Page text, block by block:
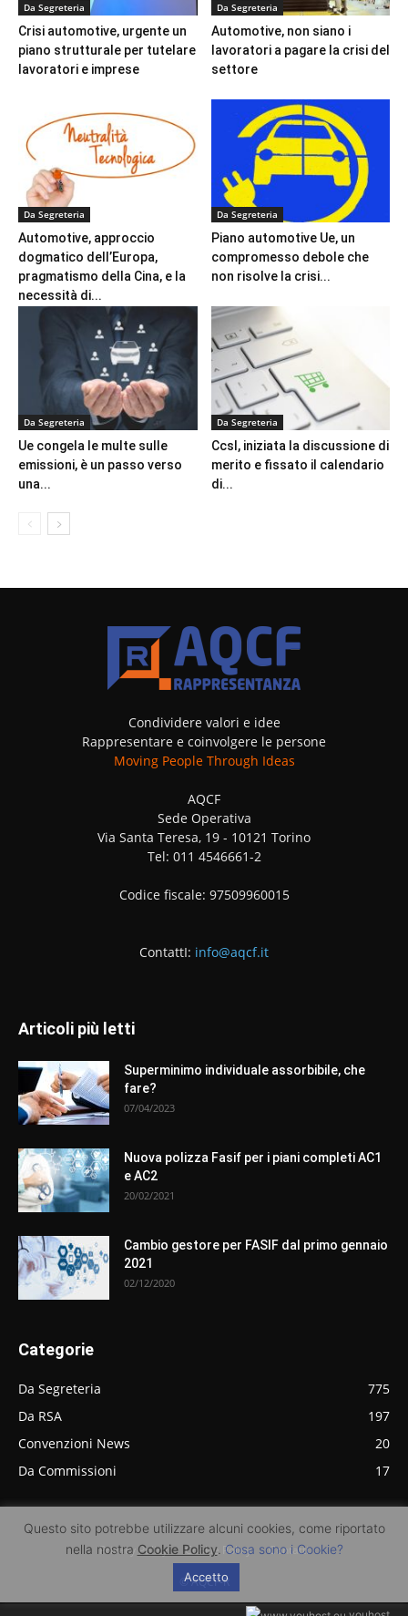
Da Segreteria
Crisi automotive, urgente un
piano strutturale per tutelare
lavoratori e imprese
Da Segreteria
Automotive, non siano i
lavoratori a pagare la crisi del
settore
Da Segreteria
Automotive, approccio
dogmatico dell’Europa,
pragmatismo della Cina, e la
necessità di...
Da Segreteria
Piano automotive Ue, un
compromesso debole che
non risolve la crisi...
Da Segreteria
Ue congela le multe sulle
emissioni, è un passo verso
una...
Da Segreteria
Ccsl, iniziata la discussione di
merito e fissato il calendario
di...
Condividere valori e idee
Rappresentare e coinvolgere le persone
Moving People Through Ideas
AQCF
Sede Operativa
Via Santa Teresa, 19 - 10121 Torino
Tel: 011 4546661-2
Codice fiscale: 97509960015
ContattI: info@aqcf.it
Articoli più letti
Superminimo individuale assorbibile, che
fare?
07/04/2023
Nuova polizza Fasif per i piani completi AC1
e AC2
20/02/2021
Cambio gestore per FASIF dal primo gennaio
2021
02/12/2020
Categorie
Da Segreteria
775
Da RSA
197
Convenzioni News
20
Da Commissioni
17
Privacy Policy Cookie Policy Contatti
© AQCF-R
Questo sito potrebbe utilizzare alcuni cookies, come riportato
nella nostra Cookie Policy. Cosa sono i Cookie?
Accetto